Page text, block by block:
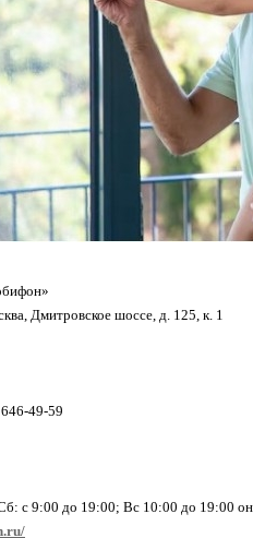
Дмитровское шоссе, д. 125, к. 1
49-59
с 9:00 до 19:00; Вс 10:00 до 19:00